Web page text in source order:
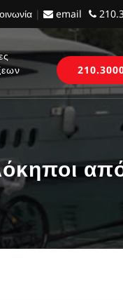
| email